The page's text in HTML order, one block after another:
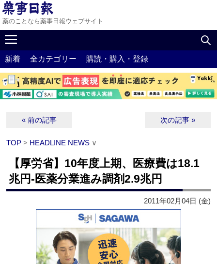
薬のことなら薬事日報ウェブサイト
新着 全カテゴリー 購読・購入・登録
« 前の記事 次の記事 »
TOP > HEADLINE NEWS ∨
【厚労省】10年度上期、医療費は18.1
兆円‐医薬分業進み調剤2.9兆円
2011年02月04日 (金)